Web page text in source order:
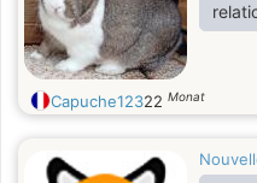
Capuche12322 Monat